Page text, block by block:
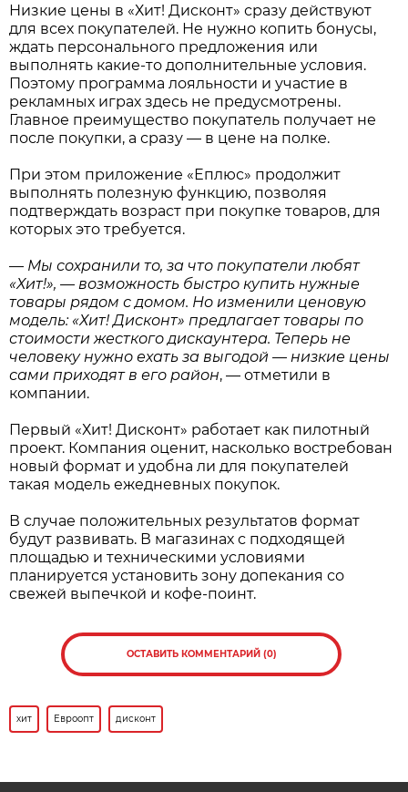
Низкие цены в «Хит! Дисконт» сразу действуют
для всех покупателей. Не нужно копить бонусы,
ждать персонального предложения или
выполнять какие-то дополнительные условия.
Поэтому программа лояльности и участие в
рекламных играх здесь не предусмотрены.
Главное преимущество покупатель получает не
после покупки, а сразу — в цене на полке.
При этом приложение «Еплюс» продолжит
выполнять полезную функцию, позволяя
подтверждать возраст при покупке товаров, для
которых это требуется.
— Мы сохранили то, за что покупатели любят
«Хит!», — возможность быстро купить нужные
товары рядом с домом. Но изменили ценовую
модель: «Хит! Дисконт» предлагает товары по
стоимости жесткого дискаунтера. Теперь не
человеку нужно ехать за выгодой — низкие цены
сами приходят в его район, — отметили в
компании.
Первый «Хит! Дисконт» работает как пилотный
проект. Компания оценит, насколько востребован
новый формат и удобна ли для покупателей
такая модель ежедневных покупок.
В случае положительных результатов формат
будут развивать. В магазинах с подходящей
площадью и техническими условиями
планируется установить зону допекания со
свежей выпечкой и кофе-поинт.
ОСТАВИТЬ КОММЕНТАРИЙ (0)
хит Евроопт дисконт